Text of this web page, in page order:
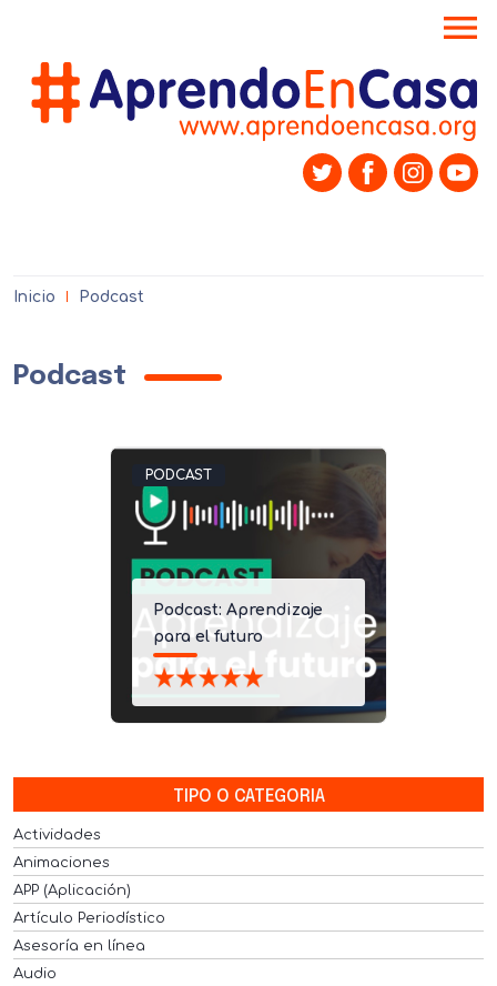
menu
Inicio Podcast
Podcast
PODCAST
Podcast: Aprendizaje
para el futuro
TIPO O CATEGORIA
Actividades
Animaciones
APP (Aplicación)
Artículo Periodístico
Asesoría en línea
Audio